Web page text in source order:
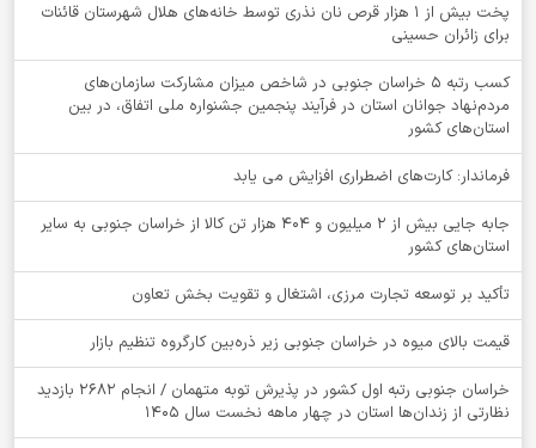
پخت بیش از 1 هزار قرص نان نذری توسط خانه‌های هلال شهرستان قائنات
برای زائران حسینی
کسب رتبه ۵ خراسان جنوبی در شاخص میزان مشارکت سازمان‌های
مردم‌نهاد جوانان استان در فرآیند پنجمین جشنواره ملی اتفاق، در بین
استان‌های کشور
فرماندار: کارت‌های اضطراری افزایش می یابد
جابه جایی بیش از 2 میلیون و 404 هزار تن کالا از خراسان جنوبی به سایر
استان‌های کشور
تأکید بر توسعه تجارت مرزی، اشتغال و تقویت بخش تعاون
قیمت بالای میوه در خراسان جنوبی زیر ذره‌بین کارگروه تنظیم بازار
خراسان جنوبی رتبه اول کشور در پذیرش توبه متهمان / انجام ۲۶۸۲ بازدید
نظارتی از زندان‌ها استان در چهار ماهه نخست سال 1405